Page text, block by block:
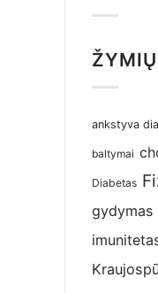
ankstyva
baltymai
Diabetas
gydymas